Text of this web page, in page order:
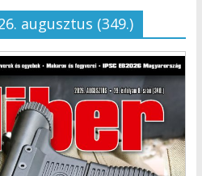
augusztus (349.)